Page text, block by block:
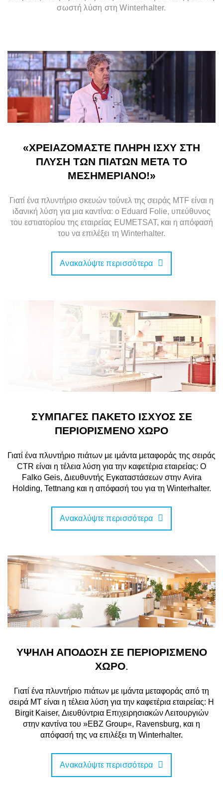
σωστή λύση στη Winterhalter.
«ΧΡΕΙΑΖΌΜΑΣΤΕ ΠΛΉΡΗ ΙΣΧΎ ΣΤΗ
ΠΛΎΣΗ ΤΩΝ ΠΙΆΤΩΝ ΜΕΤΆ ΤΟ
ΜΕΣΗΜΕΡΙΑΝΌ!»
Γιατί ένα πλυντήριο σκευών τούνελ της σειράς MTF είναι η
ιδανική λύση για μια καντίνα: ο Eduard Folie, υπεύθυνος
του εστιατορίου της εταιρείας EUMETSAT, και η απόφασή
του να επιλέξει τη Winterhalter.
Ανακαλύψτε περισσότερα
ΣΥΜΠΑΓΕΣ ΠΑΚΕΤΟ ΙΣΧΥΟΣ ΣΕ
ΠΕΡΙΟΡΙΣΜΕΝΟ ΧΩΡΟ
Γιατί ένα πλυντήριο πιάτων με ιμάντα μεταφοράς της σειράς
CTR είναι η τέλεια λύση για την καφετέρια εταιρείας: Ο
Falko Geis, Διευθυντής Εγκαταστάσεων στην Avira
Holding, Tettnang και η απόφασή του για τη Winterhalter.
Ανακαλύψτε περισσότερα
ΥΨΗΛΗ ΑΠΟΔΟΣΗ ΣΕ ΠΕΡΙΟΡΙΣΜΕΝΟ
ΧΩΡΟ.
Γιατί ένα πλυντήριο πιάτων με ιμάντα μεταφοράς από τη
σειρά MT είναι η τέλεια λύση για την καφετέρια εταιρείας: Η
Birgit Kaiser, Διευθύντρια Επιχειρησιακών Λειτουργιών
στην καντίνα του »EBZ Group«, Ravensburg, και η
απόφασή της να επιλέξει τη Winterhalter.
Ανακαλύψτε περισσότερα